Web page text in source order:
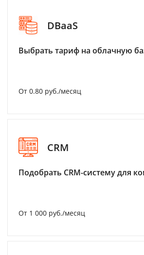
DBaaS
Выбрать тариф на облачную
От 0.80 руб./месяц
CRM
Подобрать CRM-систему для
От 1 000 руб./месяц